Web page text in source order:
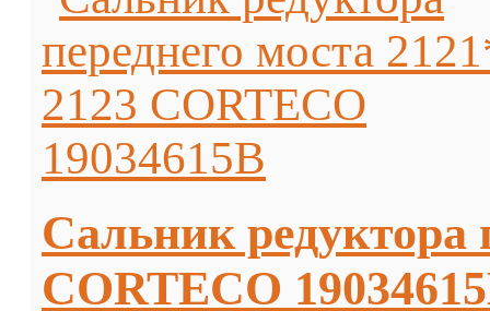
Сальник редуктора
CORTECO